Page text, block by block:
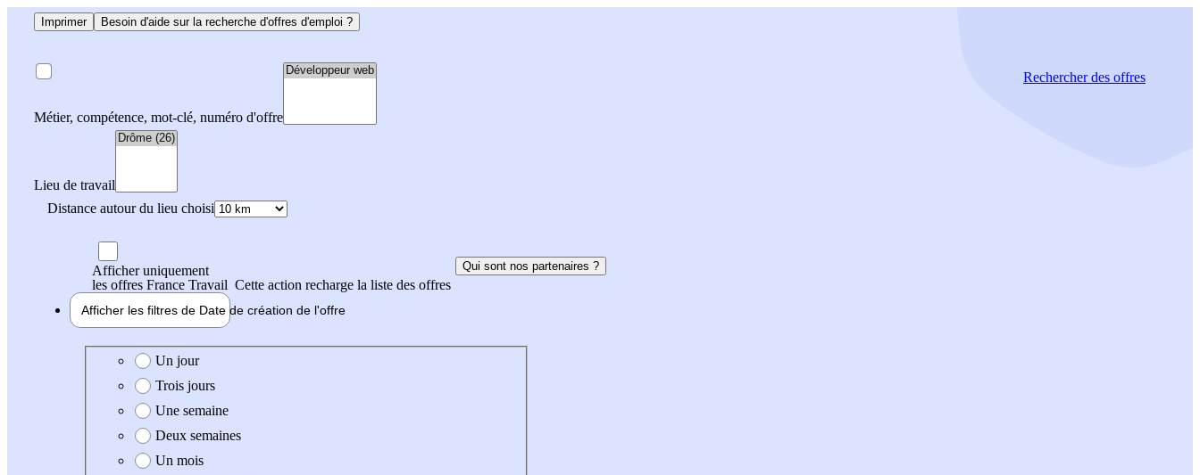
Imprimer Besoin d'aide sur la recherche d'offres d'emploi ?
Métier, compétence, mot-clé, numéro d'offre
Lieu de travail
Distance autour du lieu choisi
Rechercherdes offres
Afficher uniquement
les offres France Travail Cette action recharge la liste des offres
Qui sont nos partenaires ?
Afficher les filtres de Date de création de l'offre
Date de création de l'offre
Un jour
Trois jours
Une semaine
Deux semaines
Un mois